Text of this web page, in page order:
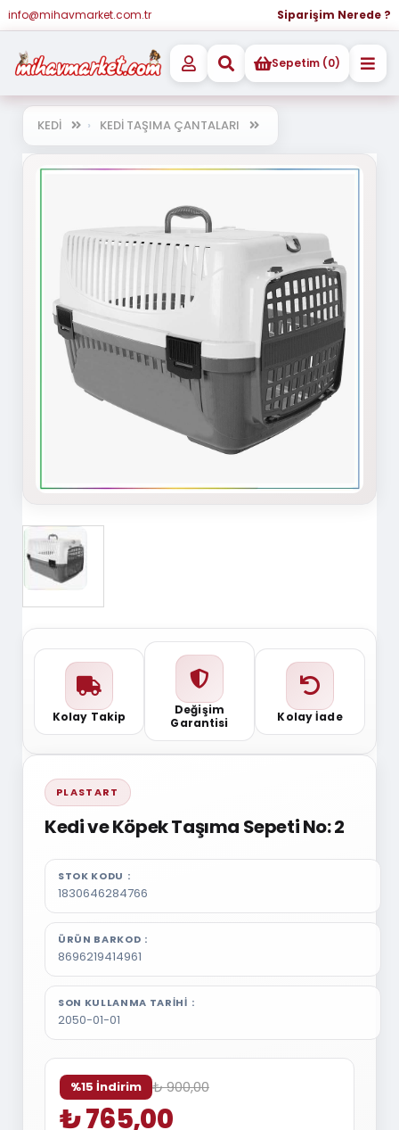
info@mihavmarket.com.tr Siparişim Nerede ?
Sepetim (0)
KEDİ KEDİ TAŞIMA ÇANTALARI
Kolay Takip
Değişim
Garantisi
Kolay İade
PLASTART
Kedi ve Köpek Taşıma Sepeti No: 2
STOK KODU
1830646284766
ÜRÜN BARKOD
8696219414961
SON KULLANMA TARIHI
2050-01-01
%15 İndirim ₺ 900,00
₺ 765,00